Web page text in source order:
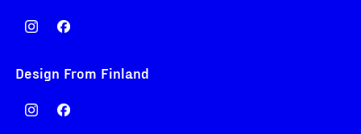
Design From Finland